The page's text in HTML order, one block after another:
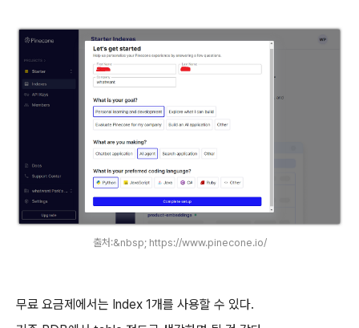
출처:&nbsp; https://www.pinecone.io/
무료 요금제에서는 Index 1개를 사용할 수 있다.